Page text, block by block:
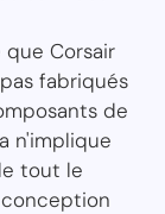
Corsair
fabriqués
de
n'implique
tout le